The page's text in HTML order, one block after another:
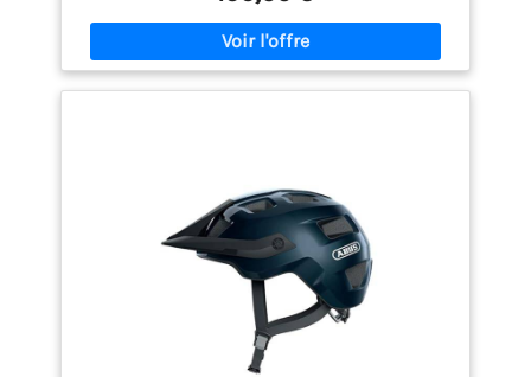
FERMETURE MAGNÉTIQUE_ Fidlock permet une
fermeture et ouverture rapides et sûres d’une seule
main pendant les pauses ou avant de rouler.
VISIÈRE BREAKAWAY_ Visière ajustable qui protège
coque légère PC/EPS.